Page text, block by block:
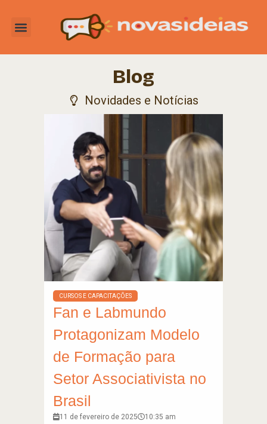
Blog
Novidades e Notícias
CURSOS E CAPACITAÇÕES
Fan e Labmundo
Protagonizam Modelo
de Formação para
Setor Associativista no
Brasil
11 de fevereiro de 2025 10:35 am